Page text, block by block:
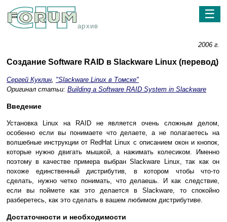
архив
☰
2006 г.
Создание Software RAID в Slackware Linux (перевод)
Сергей Куклин, "Slackware Linux в Томске"
Оригинал статьи: Building a Software RAID System in Slackware
Введение
Установка Linux на RAID не является очень сложным делом,
особенно если вы понимаете что делаете, а не полагаетесь на
волшебные инструкции от RedHat Linux с описанием окон и кнопок,
которые нужно двигать мышкой, а нажимать колесиком. Именно
поэтому в качестве примера выбран Slackware Linux, так как он
похоже единственный дистрибутив, в котором чтобы что-то
сделать, нужно четко понимать, что делаешь. И как следствие,
если вы поймете как это делается в Slackware, то спокойно
разберетесь, как это сделать в вашем любимом дистрибутиве.
Достаточности и необходимости